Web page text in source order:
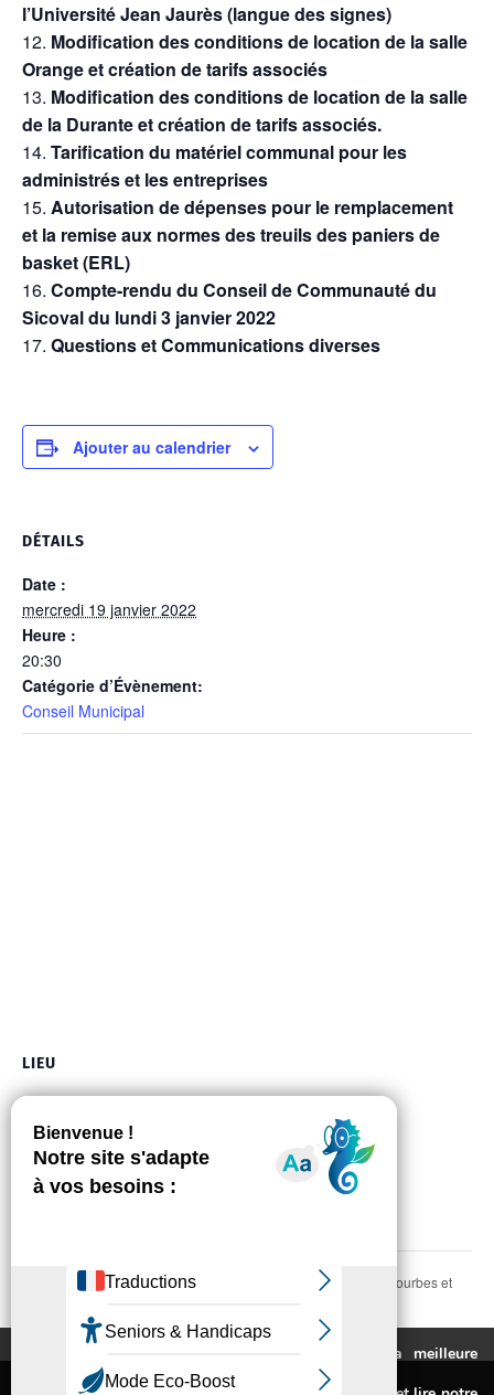
l’Université Jean Jaurès (langue des signes)
Modification des conditions de location de la salle
Orange et création de tarifs associés
Modification des conditions de location de la salle
de la Durante et création de tarifs associés.
Tarification du matériel communal pour les
administrés et les entreprises
Autorisation de dépenses pour le remplacement
et la remise aux normes des treuils des paniers de
basket (ERL)
Compte-rendu du Conseil de Communauté du
Sicoval du lundi 3 janvier 2022
Questions et Communications diverses
Ajouter au calendrier
DÉTAILS
Date :
mercredi 19 janvier 2022
Heure :
20:30
Catégorie d’Évènement:
Conseil Municipal
LIEU
Mairie
8, allée de la Durante
Auzeville-Tolosane, 31320
+ Google Map
Téléphone
Commission cohésion
Médiathèque : expo photos « courbes et
Mentions légales
Ce site utilise des cookies pour vous fournir la meilleure
expérience de navigation possible.